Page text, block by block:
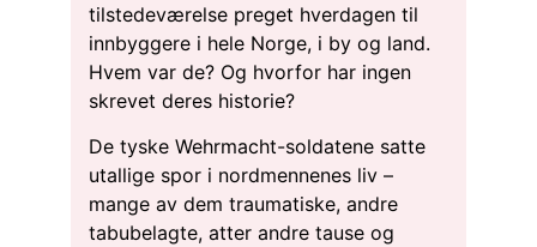
tilstedeværelse preget hverdagen til
innbyggere i hele Norge, i by og land.
Hvem var de? Og hvorfor har ingen
skrevet deres historie?
De tyske Wehrmacht-soldatene satte
utallige spor i nordmennenes liv –
mange av dem traumatiske, andre
tabubelagte, atter andre tause og